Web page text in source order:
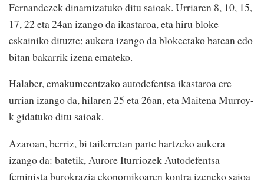
Fernandezek dinamizatuko ditu saioak. Urriaren 8, 10, 15,
17, 22 eta 24an izango da ikastaroa, eta hiru bloke
eskainiko dituzte; aukera izango da blokeetako batean edo
bitan bakarrik izena emateko.
Halaber, emakumeentzako autodefentsa ikastaroa ere
urrian izango da, hilaren 25 eta 26an, eta Maitena Murroy-
k gidatuko ditu saioak.
Azaroan, berriz, bi tailerretan parte hartzeko aukera
izango da: batetik, Aurore Iturriozek Autodefentsa
feminista burokrazia ekonomikoaren kontra izeneko saioa